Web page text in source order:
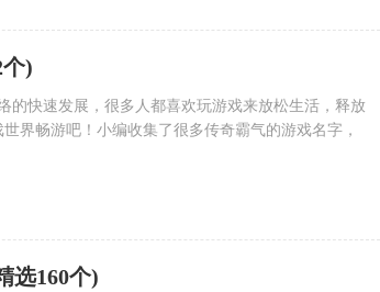
)
的快速发展，很多人都喜欢玩游戏来放松生活，释放
界畅游吧！小编收集了很多传奇霸气的游戏名字，
选160个)